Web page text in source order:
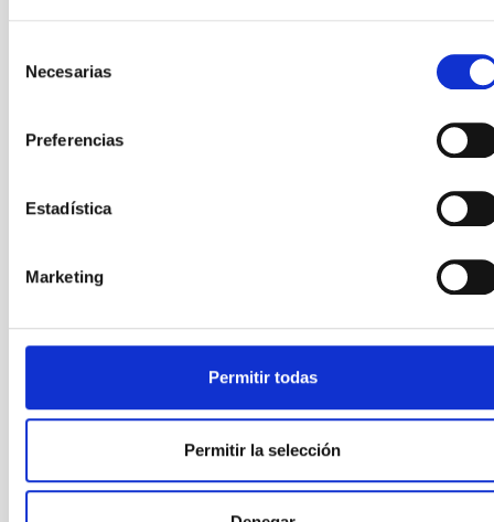
Necesarias
Preferencias
Estadística
Marketing
Permitir todas
Permitir la selección
Divulgación